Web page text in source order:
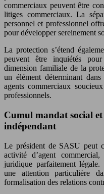
commerciaux peuvent être
litiges commerciaux. La
personnel et professionnel
pour développer sereinement
La protection s’étend
peuvent être inquiétés
dimension familiale de la
un élément déterminant
agents commerciaux
professionnels.
Cumul mandat social
indépendant
Le président de SASU peut
activité d’agent
juridique parfaitement légale.
une attention particulière
formalisation des relations